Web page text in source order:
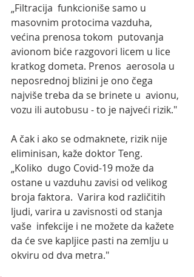
„Filtracija  funkcioniše samo u
masovnim protocima vazduha,
većina prenosa tokom  putovanja
avionom biće razgovori licem u lice
kratkog dometa. Prenos  aerosola u
neposrednoj blizini je ono čega
najviše treba da se brinete u  avionu,
vozu ili autobusu - to je najveći rizik."
A čak i ako se odmaknete, rizik nije
eliminisan, kaže doktor Teng.
„Koliko  dugo Covid-19 može da
ostane u vazduhu zavisi od velikog
broja faktora.  Varira kod različitih
ljudi, varira u zavisnosti od stanja
vaše  infekcije i ne možete da kažete
da će sve kapljice pasti na zemlju u
okviru od dva metra."